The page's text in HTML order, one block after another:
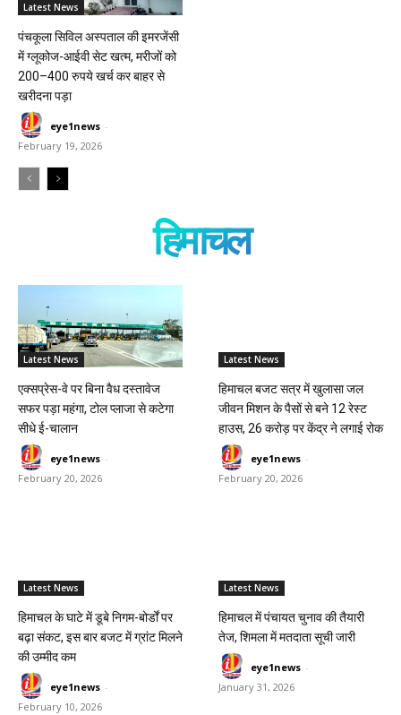
Latest News
पंचकूला सिविल अस्पताल की इमरजेंसी
में ग्लूकोज-आईवी सेट खत्म, मरीजों को
200–400 रुपये खर्च कर बाहर से
खरीदना पड़ा
eye1news -
February 19, 2026
हिमाचल
Latest News
एक्सप्रेस-वे पर बिना वैध दस्तावेज
सफर पड़ा महंगा, टोल प्लाजा से कटेगा
सीधे ई-चालान
eye1news -
February 20, 2026
Latest News
हिमाचल बजट सत्र में खुलासा जल
जीवन मिशन के पैसों से बने 12 रेस्ट
हाउस, 26 करोड़ पर केंद्र ने लगाई रोक
eye1news -
February 20, 2026
Latest News
हिमाचल के घाटे में डूबे निगम-बोर्डों पर
बढ़ा संकट, इस बार बजट में ग्रांट मिलने
की उम्मीद कम
eye1news -
February 10, 2026
Latest News
हिमाचल में पंचायत चुनाव की तैयारी
तेज, शिमला में मतदाता सूची जारी
eye1news -
January 31, 2026